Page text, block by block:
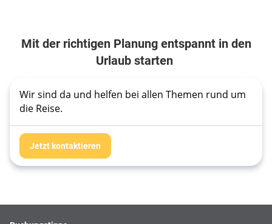
Mit der richtigen Planung entspannt in den
Urlaub starten
Wir sind da und helfen bei allen Themen rund um
die Reise.
Jetzt kontaktieren
Footer navigation